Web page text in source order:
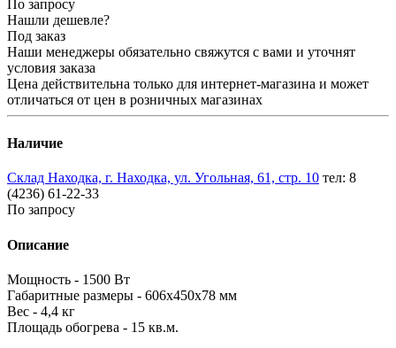
По запросу
Нашли дешевле?
Под заказ
Наши менеджеры обязательно свяжутся с вами и уточнят
условия заказа
Цена действительна только для интернет-магазина и может
отличаться от цен в розничных магазинах
Наличие
Склад Находка, г. Находка, ул. Угольная, 61, стр. 10 тел: 8
(4236) 61-22-33
По запросу
Описание
Мощность - 1500 Вт
Габаритные размеры - 606х450х78 мм
Вес - 4,4 кг
Площадь обогрева - 15 кв.м.